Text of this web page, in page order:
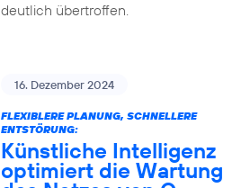
deutlich übertroffen.
16. Dezember 2024
FLEXIBLERE PLANUNG, SCHNELLERE
ENTSTÖRUNG:
Künstliche Intelligenz
optimiert die Wartung